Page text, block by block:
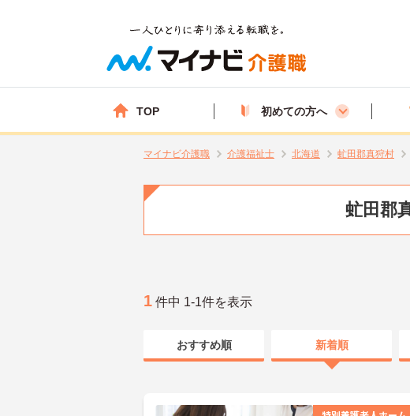
TOP 初めての方へ
マイナビ介護職 介護福祉士 北海道 虻田郡真狩村
虻田郡
1 件中 1-1件を表示
おすすめ順 新着順